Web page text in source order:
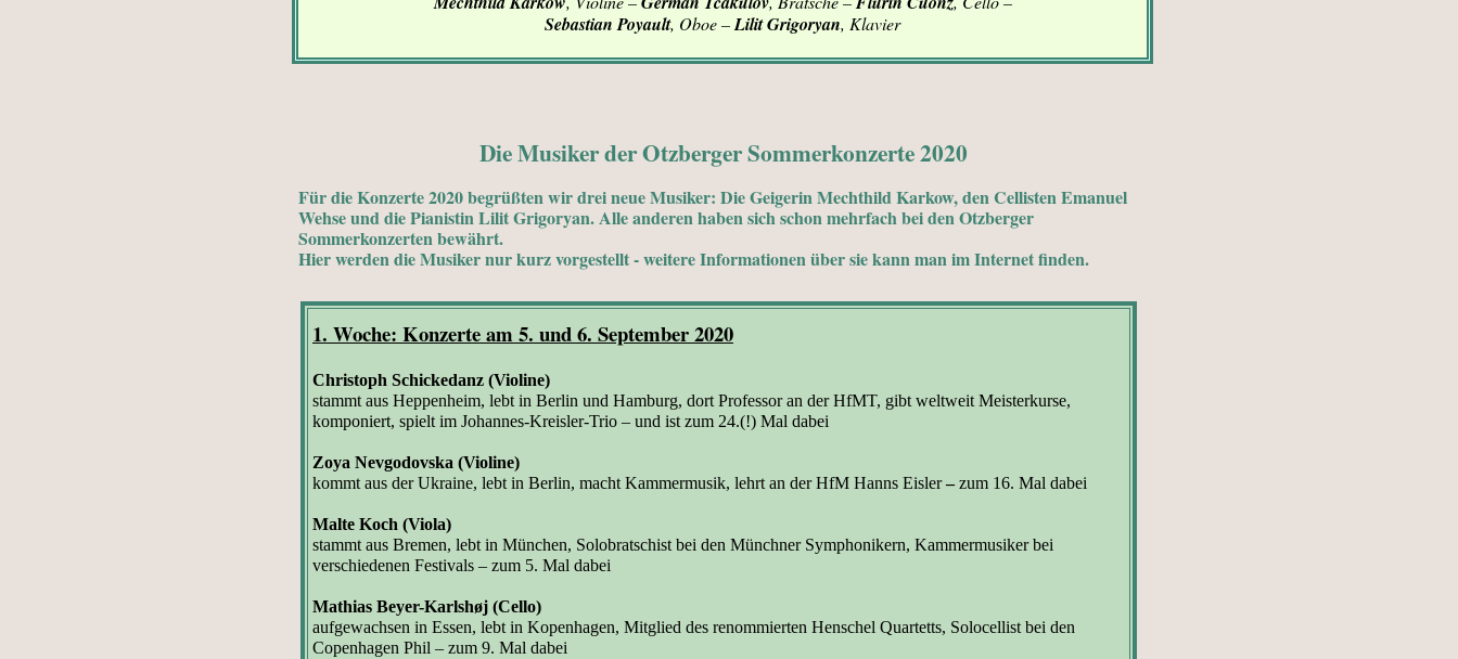
Sebastian Poyault, Oboe –Lilit Grigoryan, Klavier
Die Musiker der Otzberger Sommerkonzerte 2020
Für die Konzerte 2020 begrüßten wir drei neue Musiker: Die Geigerin Mechthild Karkow, den Cellisten Emanuel
Wehse und die Pianistin Lilit Grigoryan. Alle anderen haben sich schon mehrfach bei den Otzberger
Sommerkonzerten bewährt.
Hier werden die Musiker nur kurz vorgestellt - weitere Informationen über sie kann man im Internet finden.
1. Woche: Konzerte am 5. und 6. September 2020
Christoph Schickedanz (Violine)
stammt aus Heppenheim, lebt in Berlin und Hamburg, dort Professor an der HfMT, gibt weltweit Meisterkurse,
komponiert, spielt im Johannes-Kreisler-Trio – und ist zum 24.(!) Mal dabei
Zoya Nevgodovska (Violine)
kommt aus der Ukraine, lebt in Berlin, macht Kammermusik, lehrt an der HfM Hanns Eisler–zum 16. Mal dabei
Malte Koch (Viola)
stammt aus Bremen, lebt in München, Solobratschist bei den Münchner Symphonikern, Kammermusiker bei
verschiedenen Festivals – zum 5. Mal dabei
Mathias Beyer-Karlshøj (Cello)
aufgewachsen in Essen, lebt in Kopenhagen, Mitglied des renommierten Henschel Quartetts, Solocellist bei den
Copenhagen Phil – zum 9. Mal dabei